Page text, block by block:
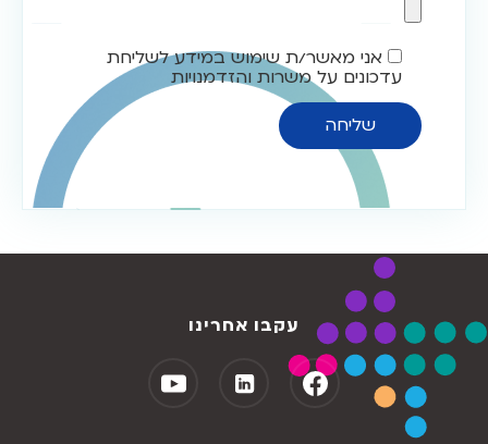
אני מאשר/ת שימוש במידע לשליחת
עדכונים על משרות והזדמנויות
עקבו אחרינו